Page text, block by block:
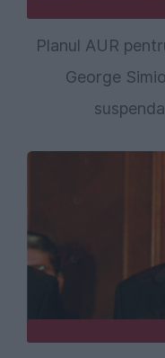
Planul AUR
George